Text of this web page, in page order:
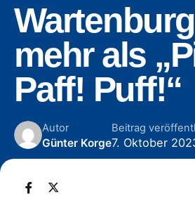
mehr als
Paff! Puff!“
Autor
Günter Korge
Beitrag
7. Oktober